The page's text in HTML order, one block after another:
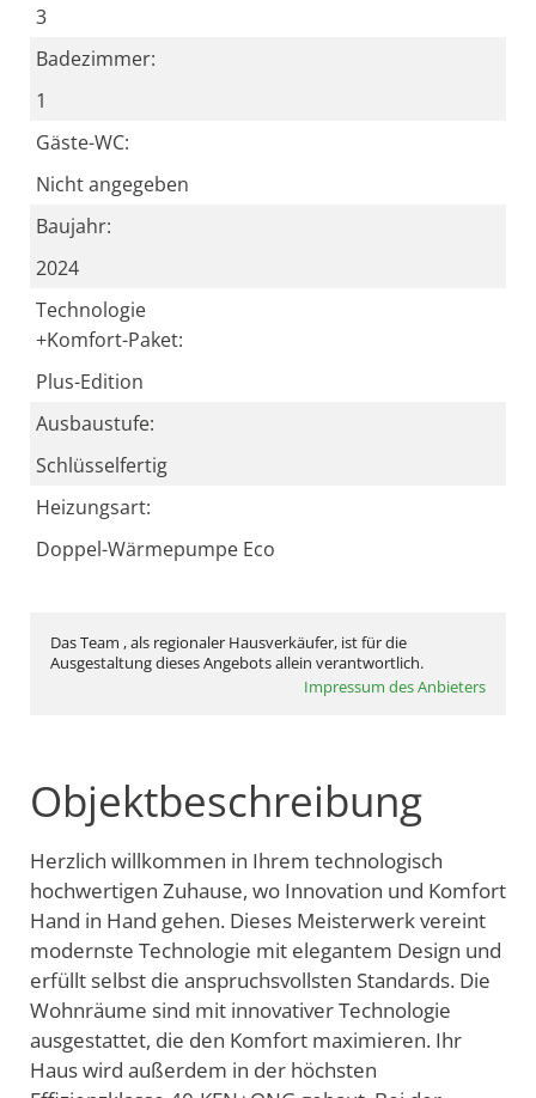
3
Badezimmer:
1
Gäste-WC:
Nicht angegeben
Baujahr:
2024
Technologie
+Komfort-Paket:
Plus-Edition
Ausbaustufe:
Schlüsselfertig
Heizungsart:
Doppel-Wärmepumpe Eco
Das Team , als regionaler Hausverkäufer, ist für die
Ausgestaltung dieses Angebots allein verantwortlich.
Impressum des Anbieters
Objektbeschreibung
Herzlich willkommen in Ihrem technologisch
hochwertigen Zuhause, wo Innovation und Komfort
Hand in Hand gehen. Dieses Meisterwerk vereint
modernste Technologie mit elegantem Design und
erfüllt selbst die anspruchsvollsten Standards. Die
Wohnräume sind mit innovativer Technologie
ausgestattet, die den Komfort maximieren. Ihr
Haus wird außerdem in der höchsten